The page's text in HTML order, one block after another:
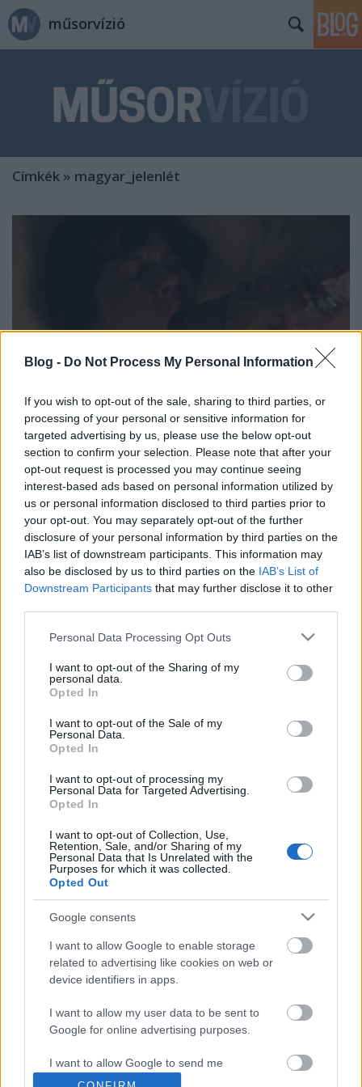
Blog - Do Not Process My Personal Information
If you wish to opt-out of the sale, sharing to third parties, or
processing of your personal or sensitive information for
targeted advertising by us, please use the below opt-out
section to confirm your selection. Please note that after your
opt-out request is processed you may continue seeing
interest-based ads based on personal information utilized by
us or personal information disclosed to third parties prior to
your opt-out. You may separately opt-out of the further
disclosure of your personal information by third parties on the
IAB’s list of downstream participants. This information may
also be disclosed by us to third parties on the IAB’s List of
Downstream Participants that may further disclose it to other
Please note that this website/app uses one or more Google
not limited to your visit or usage behaviour. You may click to
grant or deny consent to Google and its third-party tags to
use your data for below specified purposes in below Google
consent section.
Personal Data Processing Opt Outs
I want to opt-out of the Sharing of my
personal data.
Opted In
I want to opt-out of the Sale of my
Personal Data.
Opted In
I want to opt-out of processing my
Personal Data for Targeted Advertising.
Opted In
I want to opt-out of Collection, Use,
Retention, Sale, and/or Sharing of my
Personal Data that Is Unrelated with the
Purposes for which it was collected.
Opted Out
Google consents
I want to allow Google to enable storage
related to advertising like cookies on web or
device identifiers in apps.
I want to allow my user data to be sent to
Google for online advertising purposes.
I want to allow Google to send me
personalized advertising.
műsorvízió
Címkék » magyar_jelenlét
Magyar jelenlét: BrainDead és a
téliszalámi
Jasinka Ádám•2016. augusztus 02.
Nem mondom, hogy ezért is nézzétek A férjem
védelmében alkotóinak új sorozatát, mert több
egyéb szempontból is zseniális, de ha valaki emiatt
ad neki egy esélyt, és ragad a képernyő előtt, akkor
már megérte ezt meglépniük a készítőknek. A
lentihez hasonló, vagy úgy egyáltalán, a magyar
jelenléteket…
Magyar jelenlét: The Crazy Ones
Jasinka Ádám•2013. október 20.
A CBS-es szitkom, a The Crazy Ones negyedik
részében volt egy magyar említés, ugyanis az egyik
mondat. Ez csak azért érdekes, mert a legtöbb
anyanyelvű angolos (és a tanult angolosok)